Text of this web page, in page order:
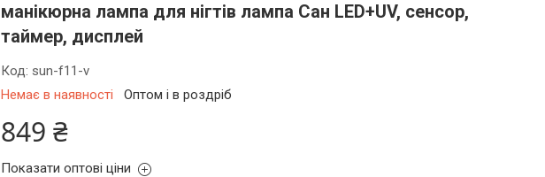
манікюрна лампа для нігтів лампа Сан LED+UV, сенсор,
таймер, дисплей
Немає в наявності Оптом і в роздріб
Код: sun-f11-v
849 ₴
Показати оптові ціни